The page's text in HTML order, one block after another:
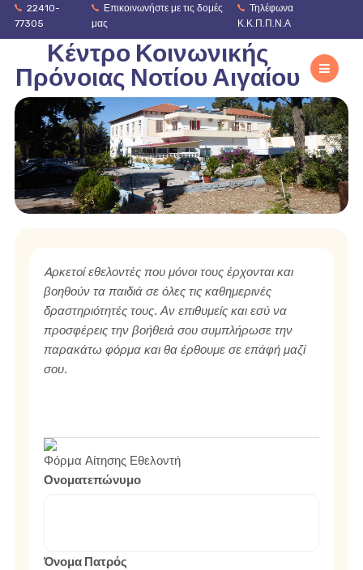
22410-
77305
Επικοινωνήστε με τις δομές
μας
Τηλέφωνα
Κ.Κ.Π.Π.Ν.Α
Κέντρο Κοινωνικής
Πρόνοιας Νοτίου Αιγαίου
Aρκετοί εθελοντές που μόνοι τους έρχονται και
βοηθούν τα παιδιά σε όλες τις καθημερινές
δραστηριότητές τους. Αν επιθυμείς και εσύ να
προσφέρεις την βοήθειά σου συμπλήρωσε την
παρακάτω φόρμα και θα έρθουμε σε επάφή μαζί
σου.
Φόρμα Αίτησης Εθελοντή
Ονοματεπώνυμο
Όνομα Πατρός